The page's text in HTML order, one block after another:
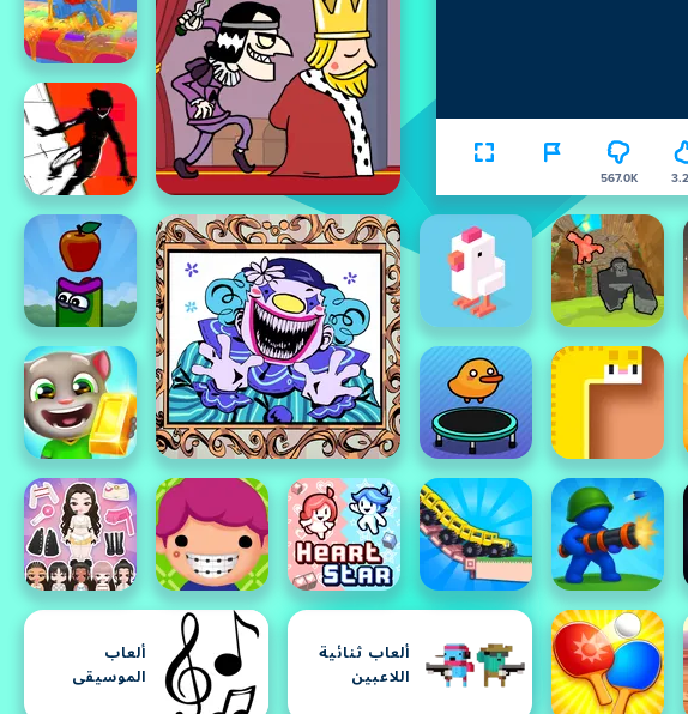
567.0K
ألعاب ثنائية
اللاعبين
ألعاب
الموسيقى